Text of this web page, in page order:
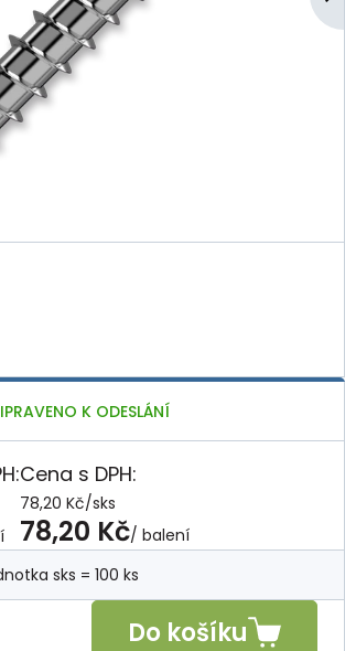
K ODESLÁNÍ
Cena s DPH:
78,20 Kč/sks
78,20 Kč/ balení
sks = 100 ks
Do košíku